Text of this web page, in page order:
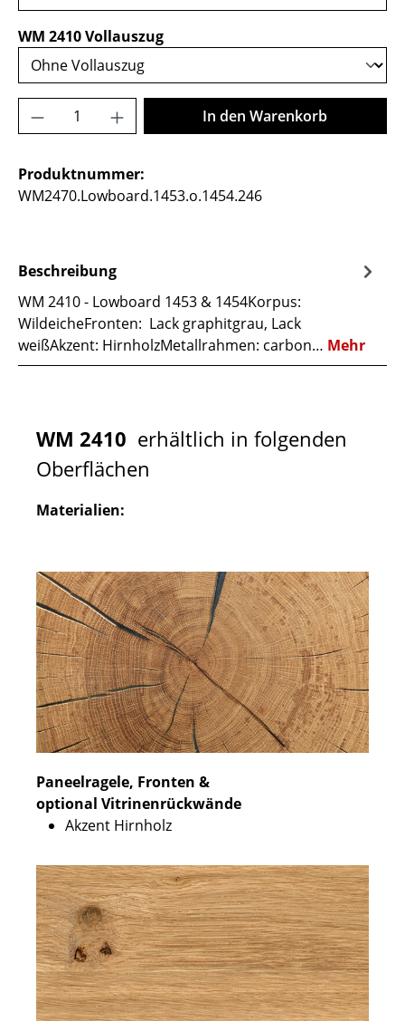
WM 2410 Vollauszugauswählen
Produkt Anzahl: Gib den gewünschten
In den Warenkorb
Produktnummer:
WM2470.Lowboard.1453.o.1454.246
Beschreibung
WM 2410 - Lowboard 1453 & 1454Korpus:
WildeicheFronten: Lack graphitgrau, Lack
weißAkzent: HirnholzMetallrahmen: carbon… Mehr
WM 2410 erhältlich in folgenden
Oberflächen
Materialien:
Paneelragele, Fronten &
optional Vitrinenrückwände
Akzent Hirnholz